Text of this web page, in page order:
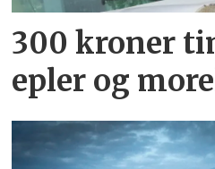
300 kroner
epler og